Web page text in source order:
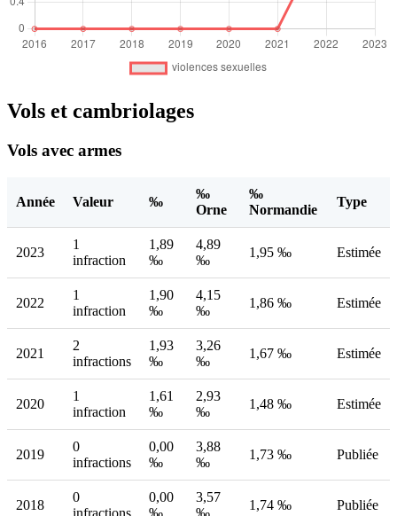
Vols et cambriolages
Vols avec armes
Année Valeur ‰
‰
Orne
‰
Normandie
Type
2023
1
infraction
1,89
‰
4,89
‰
1,95 ‰ Estimée
2022
1
infraction
1,90
‰
4,15
‰
1,86 ‰ Estimée
2021
2
infractions
1,93
‰
3,26
‰
1,67 ‰ Estimée
2020
1
infraction
1,61
‰
2,93
‰
1,48 ‰ Estimée
2019
0
infractions
0,00
‰
3,88
‰
1,73 ‰ Publiée
2018
0
infractions
0,00
‰
3,57
‰
1,74 ‰ Publiée